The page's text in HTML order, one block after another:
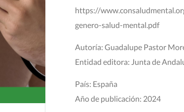
https://
genero-salud-mental.pdf
Autoría: Guadalupe Pastor
Entidad editora: Junta de
País: España
Año de publicación: 2024